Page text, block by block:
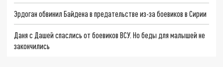
Эрдоган обвинил Байдена в предательстве из-за боевиков в Сирии
Даня с Дашей спаслись от боевиков ВСУ. Но беды для малышей не
закончились